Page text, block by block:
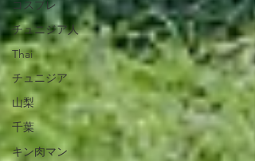
コスプレ
チュニジア人
Thai
チュニジア
山梨
千葉
キン肉マン